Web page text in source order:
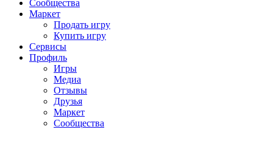
Сообщества
Маркет
Продать игру
Купить игру
Сервисы
Профиль
Игры
Медиа
Отзывы
Друзья
Маркет
Сообщества